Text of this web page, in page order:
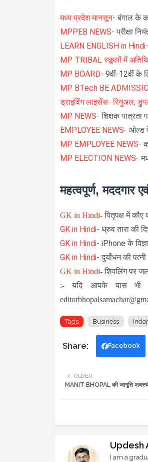
मध्य प्रदेश मानसून- बंगाल के
MPPEB NEWS- परीक्षा
LEARN ENGLISH in Hindi
MP TRIBAL स्कूलों में अतिथि
MP BOARD- 9वीं-12वीं के
MP BTech BE
ड्राइविंग लाइसेंस- रिनुअल,
MP NEWS- शिक्षक
EMPLOYEE NEWS- ओल्ड
MP EMPLOYEE NEWS-
MP ELECTION NEWS-
महत्वपूर्ण, मददगार
GK in Hindi- पितृपक्ष में
GK in Hindi- ध्रुव तारा की
GK in Hindi- iPhone के
GK in Hindi- दुर्योधन की
GK in Hindi- शिवलिंग पर
:- यदि आपके पास भी
Tags Business
Facebook
OLDER
MANIT BHOPAL की जागृति
Updesh
I am a